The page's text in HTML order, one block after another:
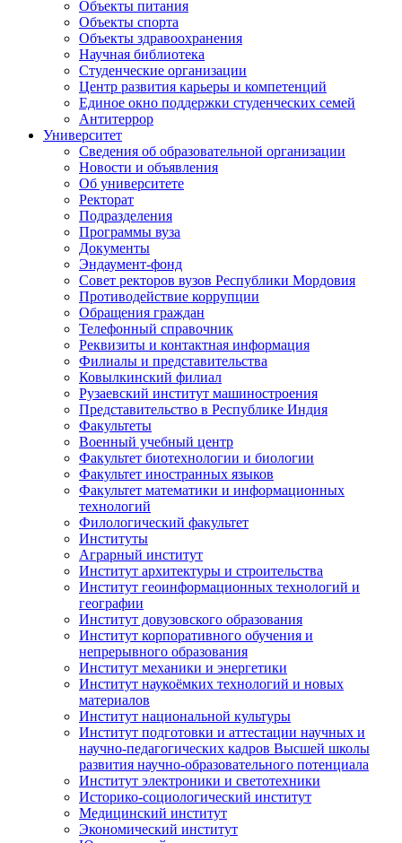
Объекты питания
Объекты спорта
Объекты здравоохранения
Научная библиотека
Студенческие организации
Центр развития карьеры и компетенций
Единое окно поддержки студенческих семей
Антитеррор
Университет
Сведения об образовательной организации
Новости и объявления
Об университете
Ректорат
Подразделения
Программы вуза
Документы
Эндаумент-фонд
Совет ректоров вузов Республики Мордовия
Противодействие коррупции
Обращения граждан
Телефонный справочник
Реквизиты и контактная информация
Филиалы и представительства
Ковылкинский филиал
Рузаевский институт машиностроения
Представительство в Республике Индия
Факультеты
Военный учебный центр
Факультет биотехнологии и биологии
Факультет иностранных языков
Факультет математики и информационных
технологий
Филологический факультет
Институты
Аграрный институт
Институт архитектуры и строительства
Институт геоинформационных технологий и
географии
Институт довузовского образования
Институт корпоративного обучения и
непрерывного образования
Институт механики и энергетики
Институт наукоёмких технологий и новых
материалов
Институт национальной культуры
Институт подготовки и аттестации научных и
научно-педагогических кадров Высшей школы
развития научно-образовательного потенциала
Институт электроники и светотехники
Историко-социологический институт
Медицинский институт
Экономический институт